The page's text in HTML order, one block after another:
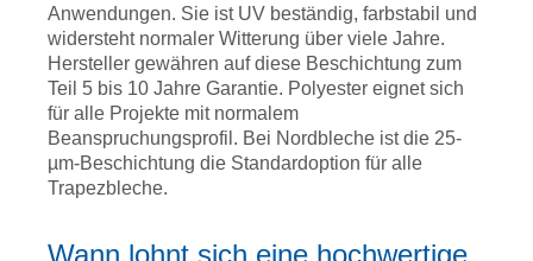
Anwendungen. Sie ist UV beständig, farbstabil und
widersteht normaler Witterung über viele Jahre.
Hersteller gewähren auf diese Beschichtung zum
Teil 5 bis 10 Jahre Garantie. Polyester eignet sich
für alle Projekte mit normalem
Beanspruchungsprofil. Bei Nordbleche ist die 25-
µm-Beschichtung die Standardoption für alle
Trapezbleche.
Wann lohnt sich eine hochwertige